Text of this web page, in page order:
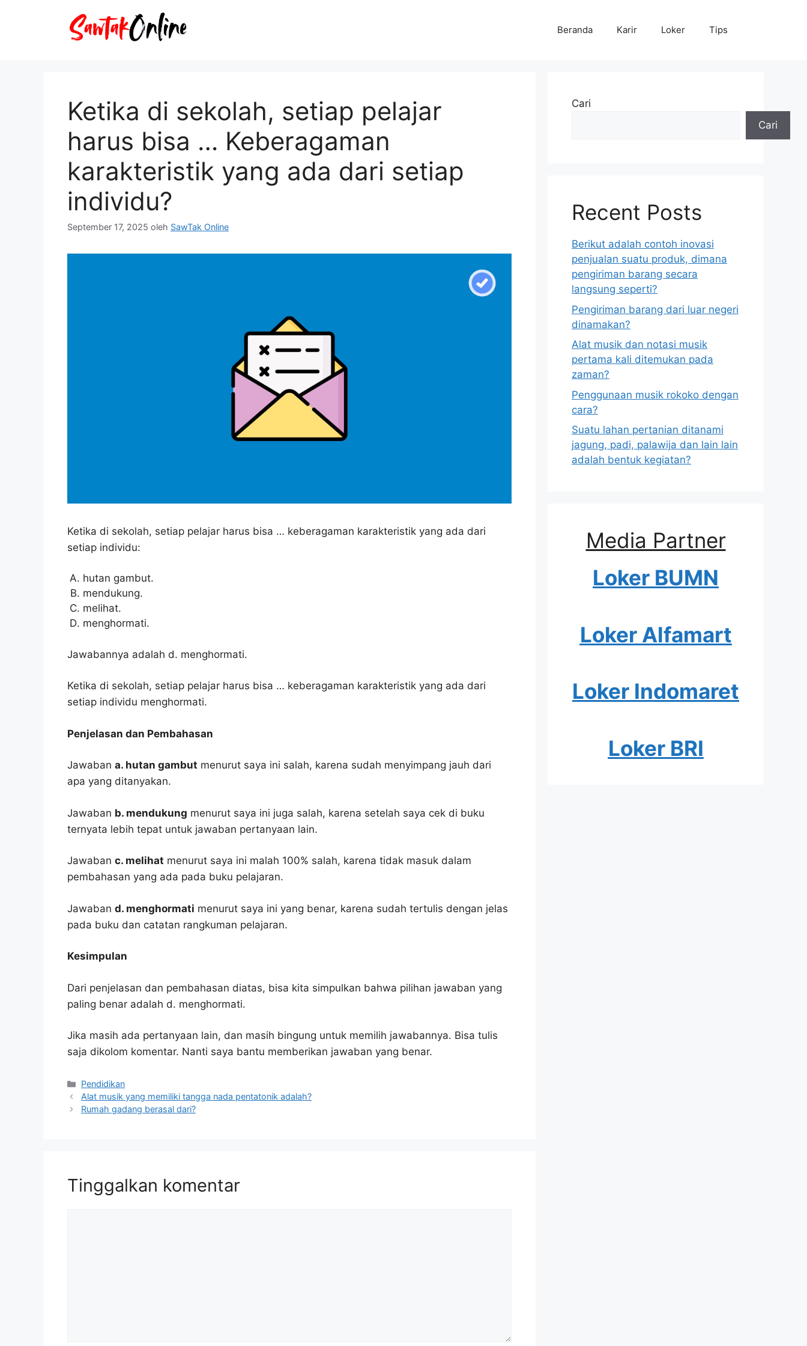
Beranda Karir Loker Tips
Ketika di sekolah, setiap pelajar
harus bisa … Keberagaman
karakteristik yang ada dari setiap
individu?
September 17, 2025 oleh SawTak Online
Ketika di sekolah, setiap pelajar harus bisa … keberagaman karakteristik yang ada dari
setiap individu:
hutan gambut.
mendukung.
melihat.
menghormati.
Jawabannya adalah d. menghormati.
Ketika di sekolah, setiap pelajar harus bisa … keberagaman karakteristik yang ada dari
setiap individu menghormati.
Penjelasan dan Pembahasan
Jawaban a. hutan gambut menurut saya ini salah, karena sudah menyimpang jauh dari
apa yang ditanyakan.
Jawaban b. mendukung menurut saya ini juga salah, karena setelah saya cek di buku
ternyata lebih tepat untuk jawaban pertanyaan lain.
Jawaban c. melihat menurut saya ini malah 100% salah, karena tidak masuk dalam
pembahasan yang ada pada buku pelajaran.
Jawaban d. menghormati menurut saya ini yang benar, karena sudah tertulis dengan jelas
pada buku dan catatan rangkuman pelajaran.
Kesimpulan
Dari penjelasan dan pembahasan diatas, bisa kita simpulkan bahwa pilihan jawaban yang
paling benar adalah d. menghormati.
Jika masih ada pertanyaan lain, dan masih bingung untuk memilih jawabannya. Bisa tulis
saja dikolom komentar. Nanti saya bantu memberikan jawaban yang benar.
Kategori
Pendidikan
Alat musik yang memiliki tangga nada pentatonik adalah?
Rumah gadang berasal dari?
Tinggalkan komentar
Cari
Cari
Recent Posts
Berikut adalah contoh inovasi
penjualan suatu produk, dimana
pengiriman barang secara
langsung seperti?
Pengiriman barang dari luar negeri
dinamakan?
Alat musik dan notasi musik
pertama kali ditemukan pada
zaman?
Penggunaan musik rokoko dengan
cara?
Suatu lahan pertanian ditanami
jagung, padi, palawija dan lain lain
adalah bentuk kegiatan?
Media Partner
Loker BUMN
Loker Alfamart
Loker Indomaret
Loker BRI